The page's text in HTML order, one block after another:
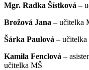
Mgr. Radka Šístková –
Brožová Jana – učitelka
Šárka Paulová –
Kamila Fenclová –
učitelka MŠ